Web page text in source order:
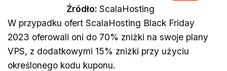
Źródło:ScalaHosting
W przypadku ofert ScalaHosting Black Friday
2023 oferowali oni do 70% zniżki na swoje plany
VPS, z dodatkowymi 15% zniżki przy użyciu
określonego kodu kuponu.